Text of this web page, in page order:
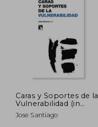
Caras y Soportes de la
Vulnerabilidad (in
Spanish)
Jose Santiago